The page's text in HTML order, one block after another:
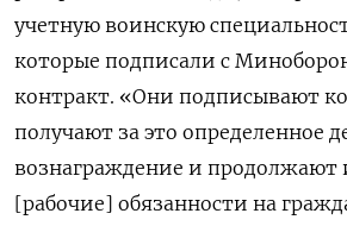
учетную воинскую
которые подписали с
контракт. «Они подписывают
получают за это определенное
вознаграждение и продолжают
[рабочие] обязанности на